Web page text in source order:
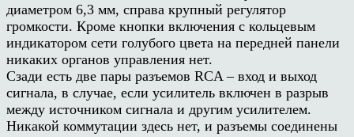
диаметром 6,3 мм, справа крупный регулятор
громкости. Кроме кнопки включения с кольцевым
индикатором сети голубого цвета на передней панели
никаких органов управления нет.
Сзади есть две пары разъемов RCA – вход и выход
сигнала, в случае, если усилитель включен в разрыв
между источником сигнала и другим усилителем.
Никакой коммутации здесь нет, и разъемы соединены